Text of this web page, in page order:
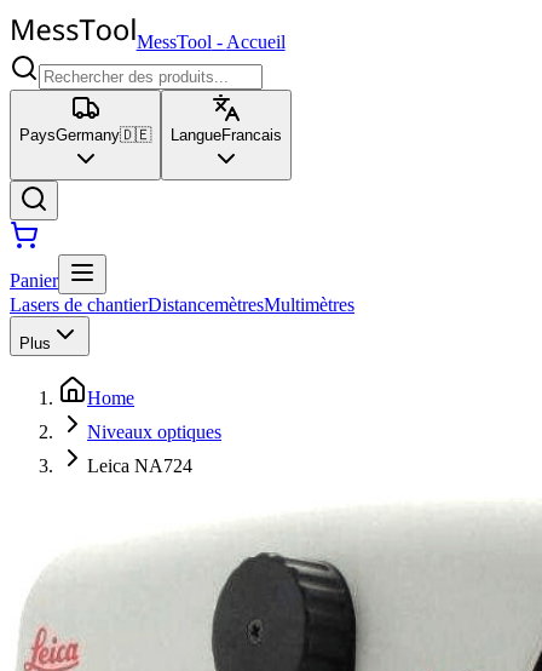
MessTool - Accueil
PaysGermany🇩🇪 LangueFrancais
Panier
Lasers de chantierDistancemètresMultimètres
Plus
Home
Niveaux optiques
Leica NA724